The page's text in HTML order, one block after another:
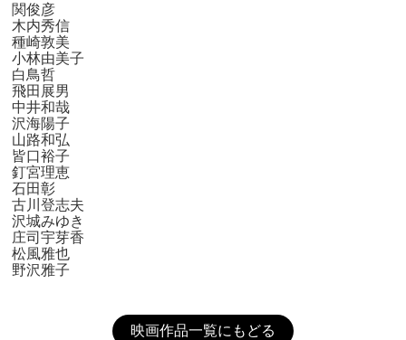
関俊彦
木内秀信
種崎敦美
小林由美子
白鳥哲
飛田展男
中井和哉
沢海陽子
山路和弘
皆口裕子
釘宮理恵
石田彰
古川登志夫
沢城みゆき
庄司宇芽香
松風雅也
野沢雅子
映画作品一覧にもどる